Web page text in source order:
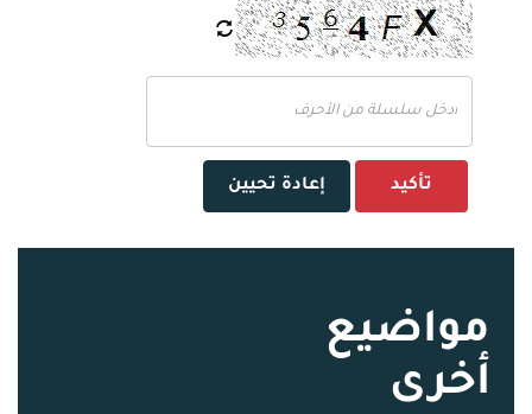
تأكيد إعادة تحيين
مواضيع
أخرى